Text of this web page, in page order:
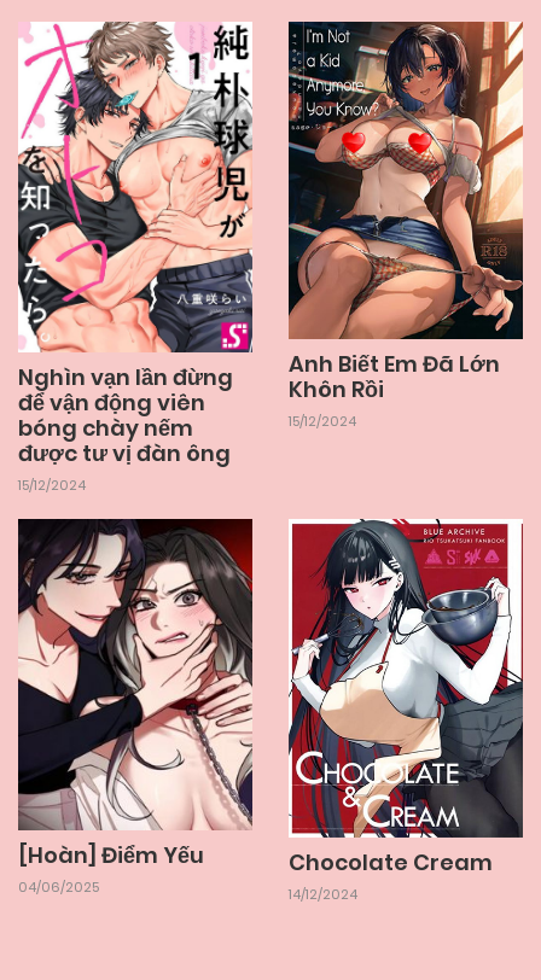
Nghìn vạn lần đừng
để vận động viên
bóng chày nếm
được tư vị đàn ông
15/12/2024
Anh Biết Em Đã Lớn
Khôn Rồi
15/12/2024
[Hoàn] Điểm Yếu
04/06/2025
Chocolate Cream
14/12/2024